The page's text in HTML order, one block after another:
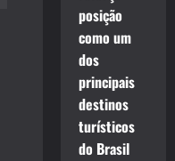
posição
como um
dos
principais
destinos
turísticos
do Brasil